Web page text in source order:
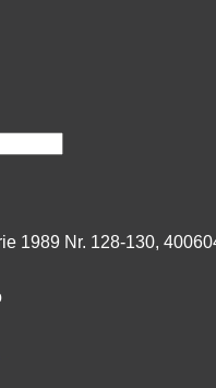
1989 Nr. 128-130,